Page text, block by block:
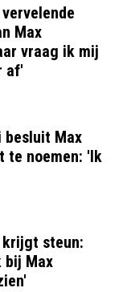
Max
vraag ik mij
af'
besluit Max
te noemen: 'Ik
krijgt steun:
bij Max